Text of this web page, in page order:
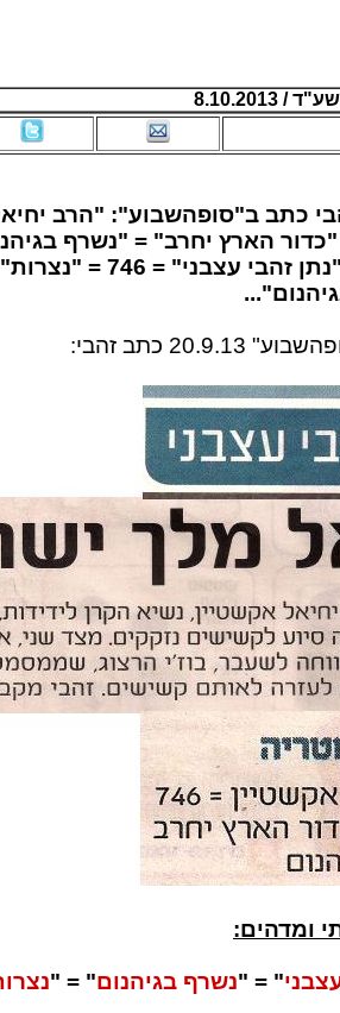
כתב ב"סופהשבוע": "הרב
זהבי לא שם לב: "נתן
כתב זהבי:
ומדהים:
" = "נשרף בגיהנום" = "